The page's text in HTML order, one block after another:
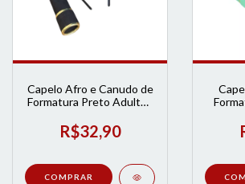
Capelo Afro e Canudo de
Formatura Preto Adulto |
R$32,90